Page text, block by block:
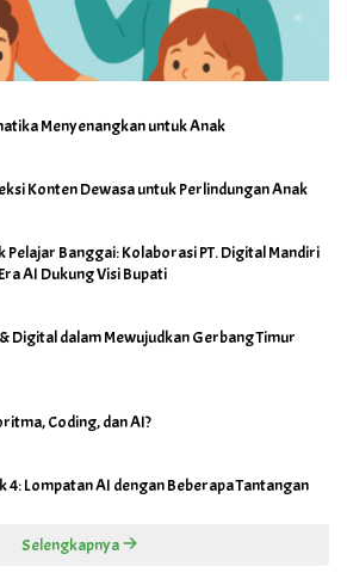
Menyenangkan untuk Anak
Konten Dewasa untuk Perlindungan Anak
Pelajar Banggai: Kolaborasi PT. Digital Mandiri
AI Dukung Visi Bupati
Digital dalam Mewujudkan Gerbang Timur
Coding, dan AI?
4: Lompatan AI dengan Beberapa Tantangan
Selengkapnya